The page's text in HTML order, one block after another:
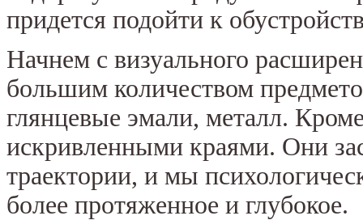
придется подойти к
Начнем с визуального
большим количеством
глянцевые эмали, металл.
искривленными краями. Они
траектории, и мы
более протяженное и глубокое.